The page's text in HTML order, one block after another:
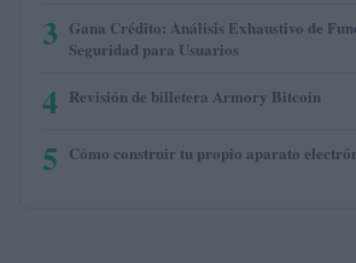
3 Gana Crédito: Análisis Exhaustivo de
Seguridad para Usuarios
4 Revisión de billetera Armory Bitcoin
5 Cómo construir tu propio aparato